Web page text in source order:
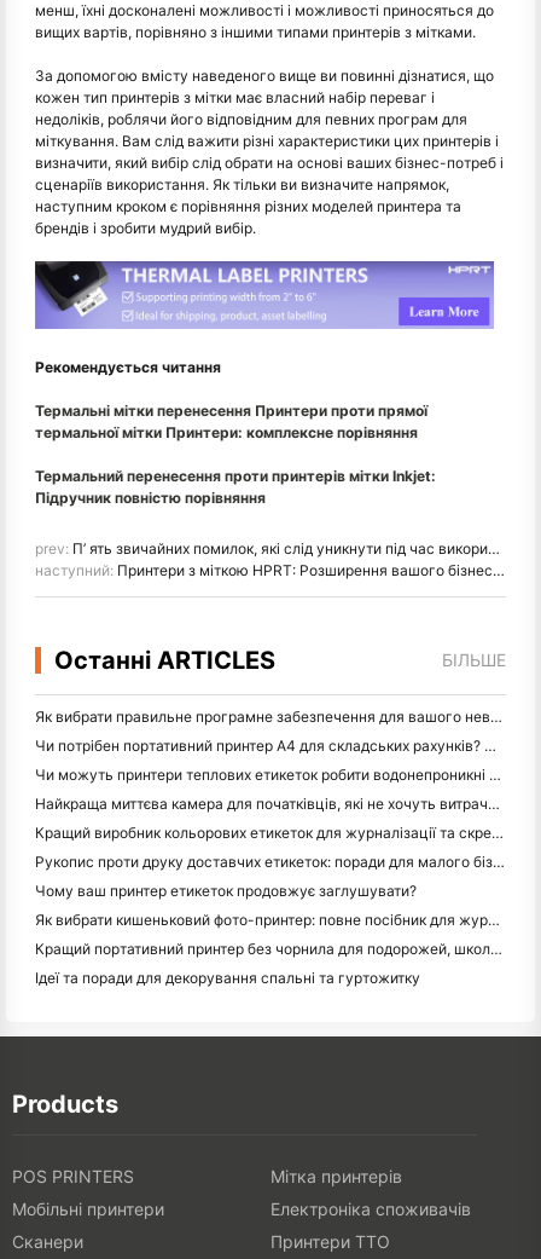
менш, їхні досконалені можливості і можливості приносяться до
вищих вартів, порівняно з іншими типами принтерів з мітками.
За допомогою вмісту наведеного вище ви повинні дізнатися, що
кожен тип принтерів з мітки має власний набір переваг і
недоліків, роблячи його відповідним для певних програм для
міткування. Вам слід важити різні характеристики цих принтерів і
визначити, який вибір слід обрати на основі ваших бізнес-потреб і
сценаріїв використання. Як тільки ви визначите напрямок,
наступним кроком є порівняння різних моделей принтера та
брендів і зробити мудрий вибір.
Рекомендується читання
Термальні мітки перенесення Принтери проти прямої
термальної мітки Принтери: комплексне порівняння
Термальний перенесення проти принтерів мітки Inkjet:
Підручник повністю порівняння
prev: П’ ять звичайних помилок, які слід уникнути під час використання температурної мітки принтера
наступний: Принтери з міткою HPRT: Розширення вашого бізнесу і життя
Останні ARTICLES БІЛЬШЕ
Як вибрати правильне програмне забезпечення для вашого невеликого або середнього ресторану
Чи потрібен портативний принтер A4 для складських рахунків? Що дійсно працює
Чи можуть принтери теплових етикеток робити водонепроникні етикетки для продуктів малого бізнесу?
Найкраща миттєва камера для початківців, які не хочуть витрачати папір
Кращий виробник кольорових етикеток для журналізації та скрепбукінгу: додайте більше кольору на кожну сторінку
Рукопис проти друку доставчих етикеток: поради для малого бізнесу в 2026 році
Чому ваш принтер етикеток продовжує заглушувати?
Як вибрати кишеньковий фото-принтер: повне посібник для журналістів, подорожей та користувачів iPhone
Кращий портативний принтер без чорнила для подорожей, школи та мобільної роботи: огляд Hanin MT620 Pro
Ідеї та поради для декорування спальні та гуртожитку
Products
POS PRINTERS
Мітка принтерів
Мобільні принтери
Електроніка споживачів
Сканери
Принтери TTO